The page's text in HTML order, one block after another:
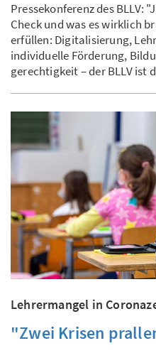
Pressekonferenz des BLLV:
Check und was es wirklich
erfüllen: Digitalisierung,
individuelle Förderung,
gerechtigkeit – der BLLV ist
Lehrermangel in
"Zwei Krisen